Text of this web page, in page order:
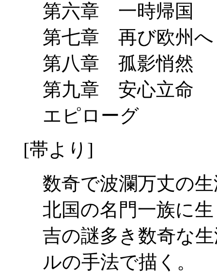
第六章 一時帰国
第七章 再び欧州へ
第八章 孤影悄然
第九章 安心立命
エピローグ
[帯より]
数奇で波瀾万丈の
北国の名門一族に
吉の謎多き数奇な
ルの手法で描く。